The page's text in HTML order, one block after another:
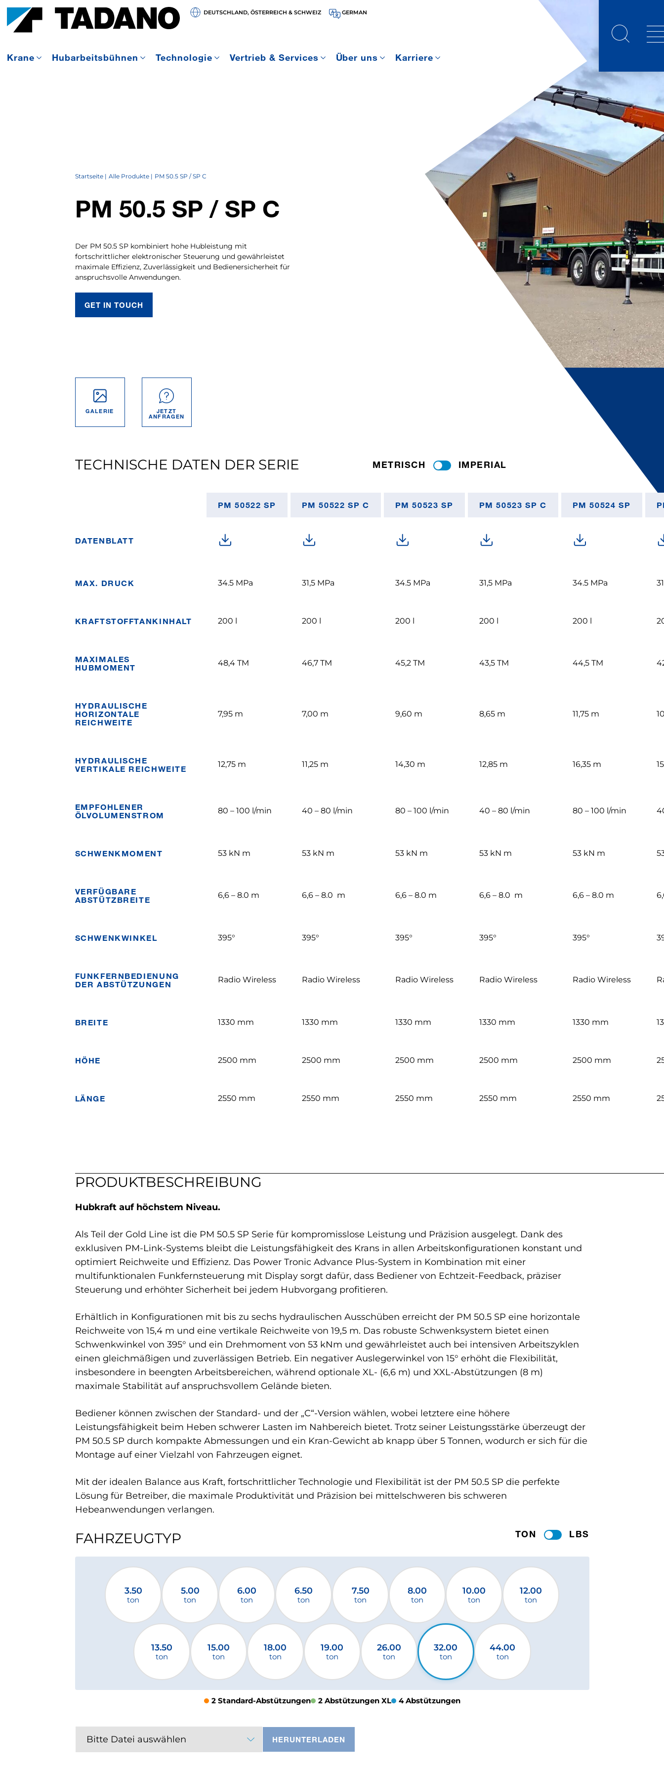
DEUTSCHLAND, ÖSTERREICH & SCHWEIZ GERMAN
Krane Hubarbeitsbühnen Technologie Vertrieb & Services Über uns Karriere
Startseite Alle Produkte PM 50.5 SP / SP C
PM 50.5 SP / SP C
Der PM 50.5 SP kombiniert hohe Hubleistung mit
fortschrittlicher elektronischer Steuerung und gewährleistet
maximale Effizienz, Zuverlässigkeit und Bedienersicherheit für
anspruchsvolle Anwendungen.
GET IN TOUCH
GALERIE JETZT
ANFRAGEN
TECHNISCHE DATEN DER SERIE METRISCH IMPERIAL
PM 50522 SP PM 50522 SP C PM 50523 SP PM 50523 SP C PM 50524 SP
DATENBLATT
MAX. DRUCK 34.5 MPa 31,5 MPa 34.5 MPa 31,5 MPa 34.5 MPa
KRAFTSTOFFTANKINHALT 200 l 200 l 200 l 200 l 200 l
MAXIMALES
HUBMOMENT
48,4 TM 46,7 TM 45,2 TM 43,5 TM 44,5 TM
HYDRAULISCHE
HORIZONTALE
REICHWEITE
7,95 m 7,00 m 9,60 m 8,65 m 11,75 m
HYDRAULISCHE
VERTIKALE REICHWEITE
12,75 m 11,25 m 14,30 m 12,85 m 16,35 m
EMPFOHLENER
ÖLVOLUMENSTROM
80 – 100 l/min 40 – 80 l/min 80 – 100 l/min 40 – 80 l/min 80 – 100 l/min
SCHWENKMOMENT 53 kN m 53 kN m 53 kN m 53 kN m 53 kN m
VERFÜGBARE
ABSTÜTZBREITE
6,6 – 8.0 m 6,6 – 8.0 m 6,6 – 8.0 m 6,6 – 8.0 m 6,6 – 8.0 m
SCHWENKWINKEL 395° 395° 395° 395° 395°
FUNKFERNBEDIENUNG
DER ABSTÜTZUNGEN
Radio Wireless Radio Wireless Radio Wireless Radio Wireless Radio Wireless
BREITE 1330 mm 1330 mm 1330 mm 1330 mm 1330 mm
HÖHE 2500 mm 2500 mm 2500 mm 2500 mm 2500 mm
LÄNGE 2550 mm 2550 mm 2550 mm 2550 mm 2550 mm
PRODUKTBESCHREIBUNG
Hubkraft auf höchstem Niveau.
Als Teil der Gold Line ist die PM 50.5 SP Serie für kompromisslose Leistung und Präzision ausgelegt. Dank des
exklusiven PM-Link-Systems bleibt die Leistungsfähigkeit des Krans in allen Arbeitskonfigurationen konstant und
optimiert Reichweite und Effizienz. Das Power Tronic Advance Plus-System in Kombination mit einer
multifunktionalen Funkfernsteuerung mit Display sorgt dafür, dass Bediener von Echtzeit-Feedback, präziser
Steuerung und erhöhter Sicherheit bei jedem Hubvorgang profitieren.
Erhältlich in Konfigurationen mit bis zu sechs hydraulischen Ausschüben erreicht der PM 50.5 SP eine horizontale
Reichweite von 15,4 m und eine vertikale Reichweite von 19,5 m. Das robuste Schwenksystem bietet einen
Schwenkwinkel von 395° und ein Drehmoment von 53 kNm und gewährleistet auch bei intensiven Arbeitszyklen
einen gleichmäßigen und zuverlässigen Betrieb. Ein negativer Auslegerwinkel von 15° erhöht die Flexibilität,
insbesondere in beengten Arbeitsbereichen, während optionale XL- (6,6 m) und XXL-Abstützungen (8 m)
maximale Stabilität auf anspruchsvollem Gelände bieten.
Bediener können zwischen der Standard- und der „C“-Version wählen, wobei letztere eine höhere
Leistungsfähigkeit beim Heben schwerer Lasten im Nahbereich bietet. Trotz seiner Leistungsstärke überzeugt der
PM 50.5 SP durch kompakte Abmessungen und ein Kran-Gewicht ab knapp über 5 Tonnen, wodurch er sich für die
Montage auf einer Vielzahl von Fahrzeugen eignet.
Mit der idealen Balance aus Kraft, fortschrittlicher Technologie und Flexibilität ist der PM 50.5 SP die perfekte
Lösung für Betreiber, die maximale Produktivität und Präzision bei mittelschweren bis schweren
Hebeanwendungen verlangen.
FAHRZEUGTYP TON LBS
3.50
ton
5.00
ton
6.00
ton
6.50
ton
7.50
ton
8.00
ton
10.00
ton
12.00
ton
13.50
ton
15.00
ton
18.00
ton
19.00
ton
26.00
ton
32.00
ton
44.00
ton
2 Standard-Abstützungen 2 Abstützungen XL 4 Abstützungen
Bitte Datei auswählen HERUNTERLADEN